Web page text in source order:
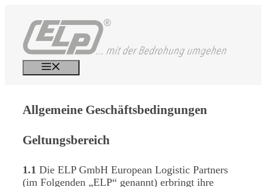
springen
Allgemeine Geschäftsbedingungen
Geltungsbereich
1.1 Die ELP GmbH European Logistic Partners
(im Folgenden „ELP“ genannt) erbringt ihre